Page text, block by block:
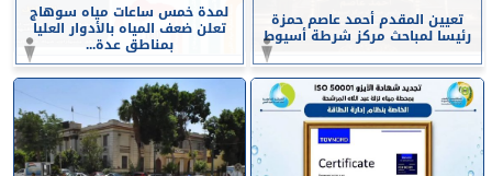
تعيين المقدم أحمد عاصم حمزة
رئيسا لمباحث مركز شرطة أسيوط
لمدة خمس ساعات مياه سوهاج
تعلن ضعف المياه بالأدوار العليا
بمناطق عدة...